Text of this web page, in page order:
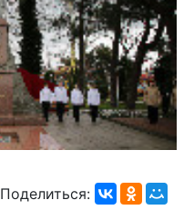
Поделиться: